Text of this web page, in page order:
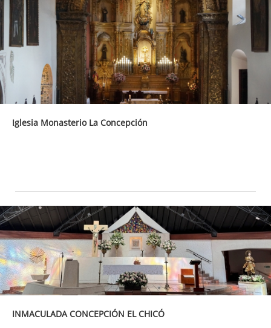
Iglesia Monasterio La Concepción
INMACULADA CONCEPCIÓN EL CHICÓ